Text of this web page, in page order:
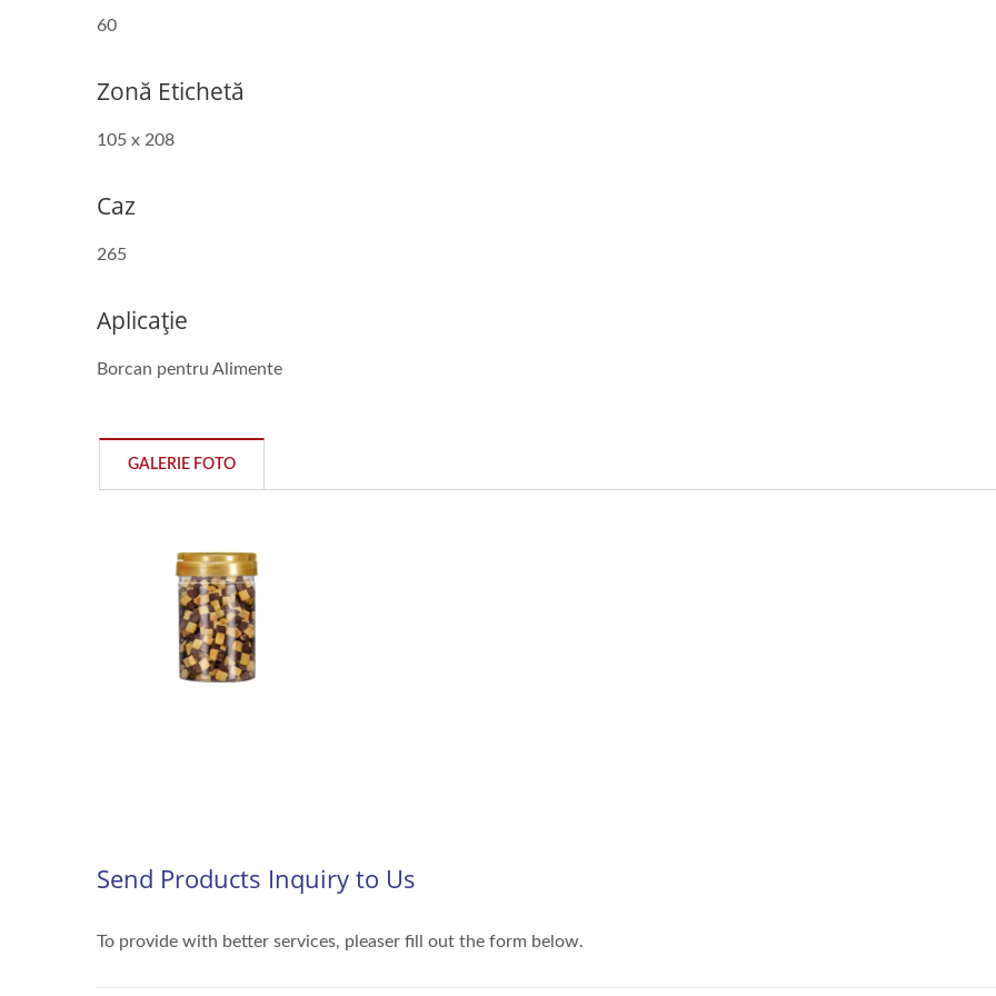
60
Zonă Etichetă
105 x 208
Caz
265
Aplicație
Borcan pentru Alimente
GALERIE FOTO